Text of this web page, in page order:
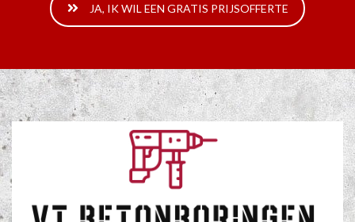
JA, IK WIL EEN GRATIS PRIJSOFFERTE